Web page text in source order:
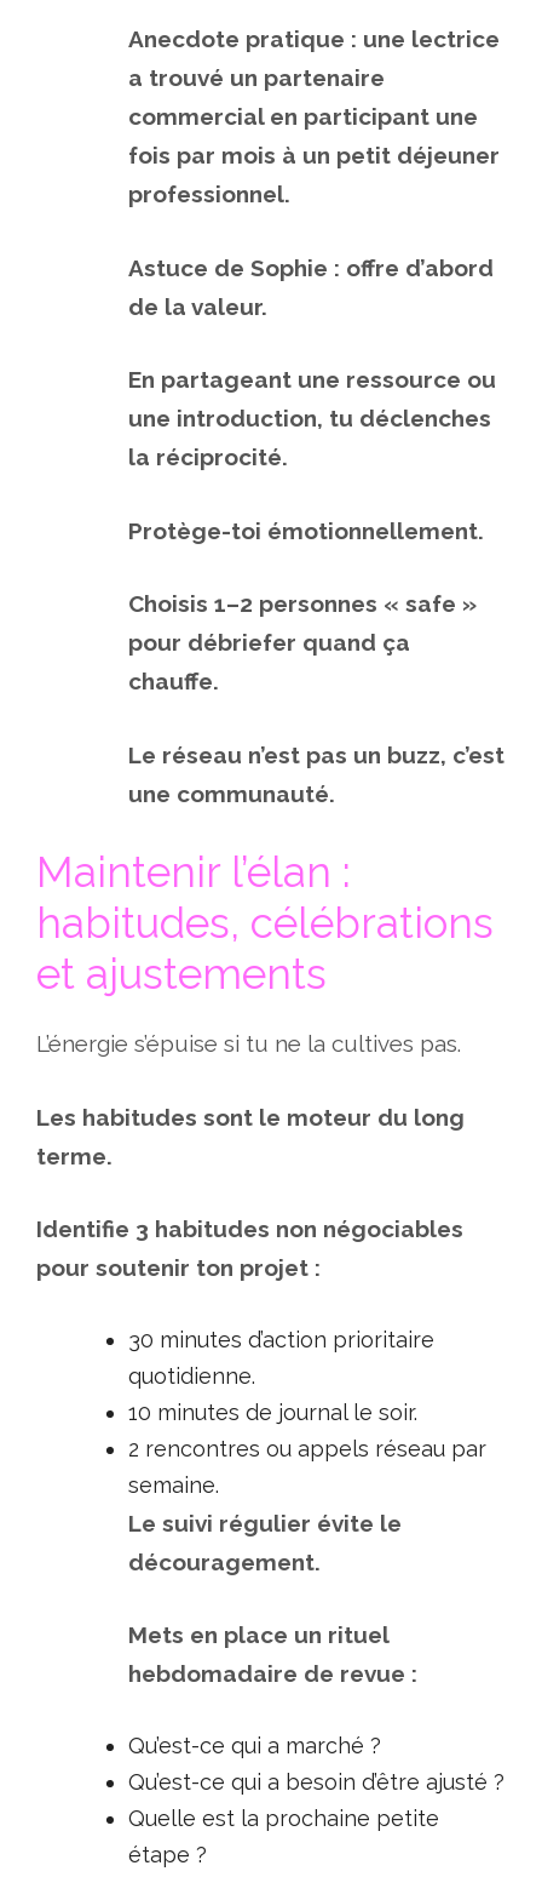
Anecdote pratique : une lectrice
a trouvé un partenaire
commercial en participant une
fois par mois à un petit déjeuner
professionnel.
Astuce de Sophie : offre d’abord
de la valeur.
En partageant une ressource ou
une introduction, tu déclenches
la réciprocité.
Protège-toi émotionnellement.
Choisis 1–2 personnes « safe »
pour débriefer quand ça
chauffe.
Le réseau n’est pas un buzz, c’est
une communauté.
Maintenir l’élan :
habitudes, célébrations
et ajustements
L’énergie s’épuise si tu ne la cultives pas.
Les habitudes sont le moteur du long
terme.
Identifie 3 habitudes non négociables
pour soutenir ton projet :
30 minutes d’action prioritaire
quotidienne.
10 minutes de journal le soir.
2 rencontres ou appels réseau par
semaine.
Le suivi régulier évite le
découragement.
Mets en place un rituel
hebdomadaire de revue :
Qu’est-ce qui a marché ?
Qu’est-ce qui a besoin d’être ajusté ?
Quelle est la prochaine petite
étape ?